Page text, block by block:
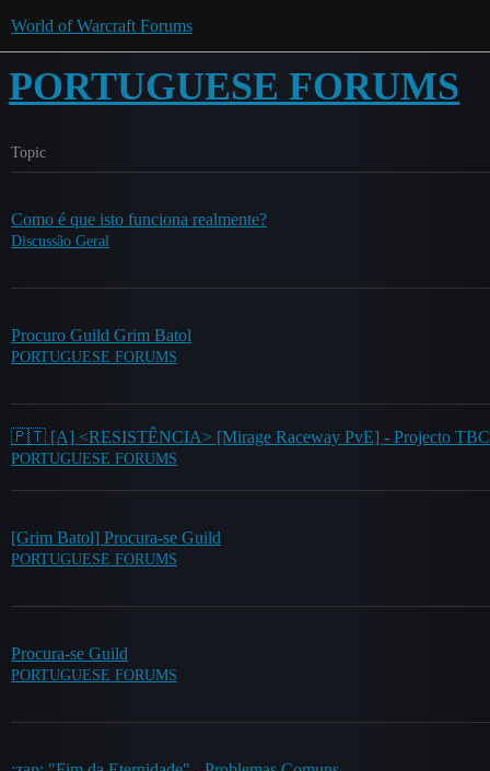
World of Warcraft Forums
PORTUGUESE FORUMS
Topic
Como é que isto funciona realmente?
Discussão Geral
Procuro Guild Grim Batol
PORTUGUESE FORUMS
🇵🇹 [A] <RESISTÊNCIA> [Mirage Raceway PvE] - Projecto TBC
PORTUGUESE FORUMS
[Grim Batol] Procura-se Guild
PORTUGUESE FORUMS
Procura-se Guild
PORTUGUESE FORUMS